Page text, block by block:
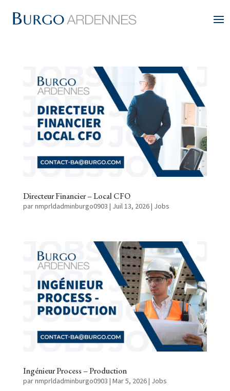
Directeur Financier – Local CFO
parnmprldadminburgo0903 | Juil 13, 2026| Jobs
Ingénieur Process – Production
parnmprldadminburgo0903 | Mar 5, 2026| Jobs